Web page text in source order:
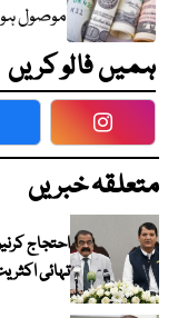
موصول
ہمیں فالو کریں
متعلقہ خبریں
احتجاج
تہائی